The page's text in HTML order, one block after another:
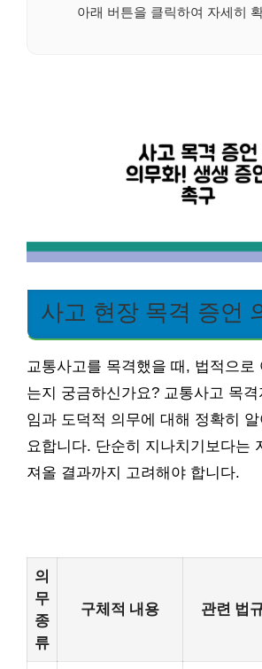
아래 버튼을 클릭하여 자세히
사고 현장 목격 증언
교통사고를 목격했을 때, 법적으로
는지 궁금하신가요? 교통사고 목
임과 도덕적 의무에 대해 정확히
요합니다. 단순히 지나치기보다는
져올 결과까지 고려해야 합니다.
의
무
종
류
구체적 내용 관련 법